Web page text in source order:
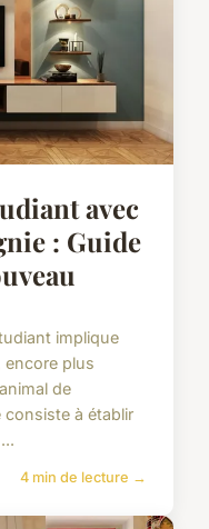
avec
: Guide
implique
plus
de
consiste à établir
4 min de lecture →